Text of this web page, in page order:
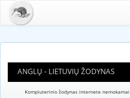
ANGLŲ - LIETUVIŲ ŽODYNAS
Kompiuterinis žodynas internete nemokamai